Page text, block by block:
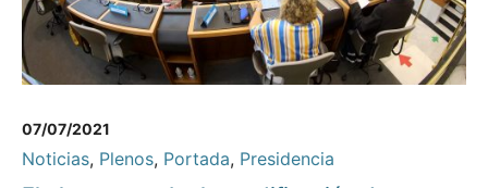
07/07/2021
Noticias, Plenos, Portada, Presidencia